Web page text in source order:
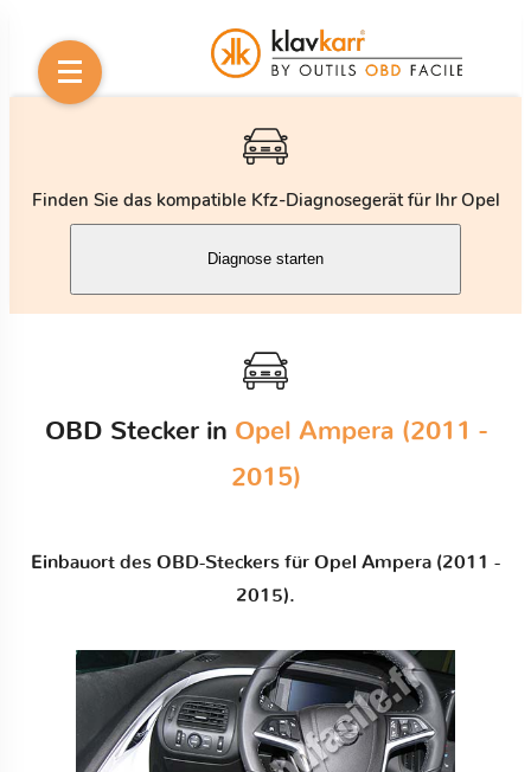
Finden Sie das kompatible Kfz-Diagnosegerät für Ihr Opel
Diagnose starten
OBD Stecker in Opel Ampera (2011 -
2015)
Einbauort des OBD-Steckers für Opel Ampera (2011 -
2015).